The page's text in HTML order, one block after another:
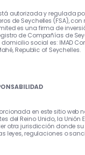
autorizada y regulada
de Seychelles (FSA), con
es una firma de
de Compañías de
domicilio social es: IMAD
Republic of Seychelles.
en este sitio web
del Reino Unido, la Unión
otra jurisdicción donde
leyes, regulaciones o